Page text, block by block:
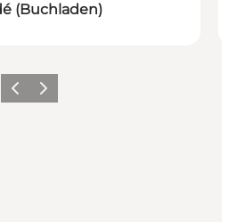
(Buchladen)
ZurückWeiter